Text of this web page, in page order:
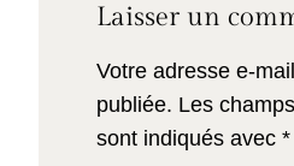
Laisser un
Votre adresse e-
publiée. Les
sont indiqués avec *